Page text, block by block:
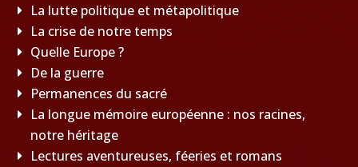
La lutte politique et métapolitique
La crise de notre temps
Quelle Europe ?
De la guerre
Permanences du sacré
La longue mémoire européenne : nos racines,
notre héritage
Lectures aventureuses, féeries et romans